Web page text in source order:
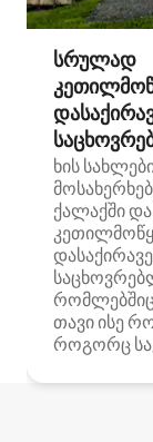
სრულად
ხის
ქალაქში და
თავი ისე
როგორც